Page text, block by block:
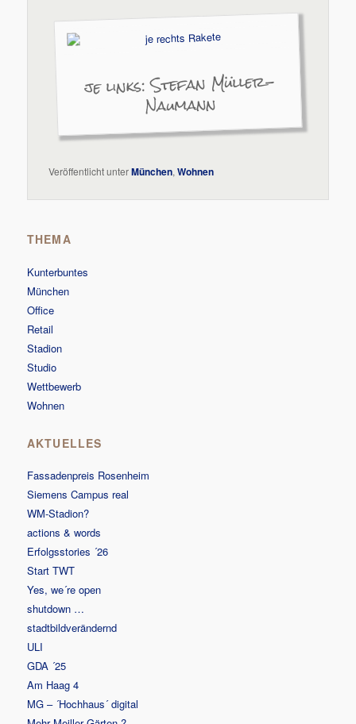
je links: Stefan Müller-
Naumann
Veröffentlicht unterMünchen,Wohnen
THEMA
Kunterbuntes
München
Office
Retail
Stadion
Studio
Wettbewerb
Wohnen
AKTUELLES
Fassadenpreis Rosenheim
Siemens Campus real
WM-Stadion?
actions & words
Erfolgsstories ´26
Start TWT
Yes, we´re open
shutdown …
stadtbildverändernd
ULI
GDA ´25
Am Haag 4
MG – ´Hochhaus´ digital